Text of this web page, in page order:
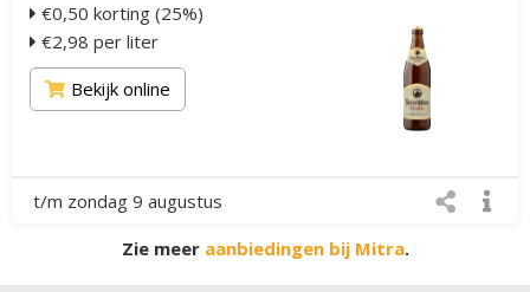
€0,50 korting (25%)
€2,98 per liter
Bekijk online
t/m zondag 9 augustus
Zie meer aanbiedingen bij Mitra.